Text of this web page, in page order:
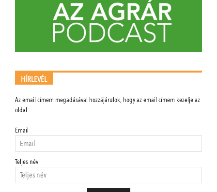
HÍRLEVÉL
Az email címem megadásával hozzájárulok, hogy az email címem kezelje az
oldal.
Email
Teljes név